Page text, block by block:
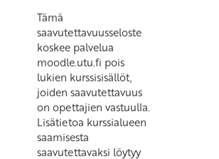
Tämä
saavutettavuusseloste
koskee palvelua
moodle.utu.fi pois
lukien kurssisisällöt,
joiden saavutettavuus
on opettajien vastuulla.
Lisätietoa kurssialueen
saamisesta
saavutettavaksi löytyy